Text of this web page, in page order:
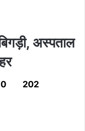
अस्पताल
0
202